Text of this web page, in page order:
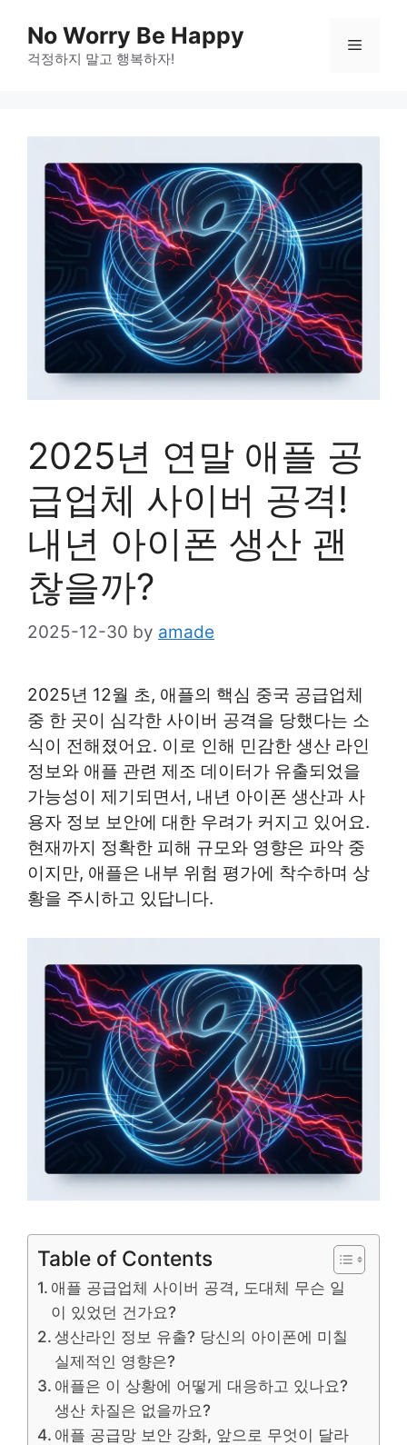
content
No Worry Be Happy
걱정하지 말고 행복하자!
Menu
2025년 연말 애플 공
급업체 사이버 공격!
내년 아이폰 생산 괜
찮을까?
2025-12-30 by amade
2025년 12월 초, 애플의 핵심 중국 공급업체
중 한 곳이 심각한 사이버 공격을 당했다는 소
식이 전해졌어요. 이로 인해 민감한 생산 라인
정보와 애플 관련 제조 데이터가 유출되었을
가능성이 제기되면서, 내년 아이폰 생산과 사
용자 정보 보안에 대한 우려가 커지고 있어요.
현재까지 정확한 피해 규모와 영향은 파악 중
이지만, 애플은 내부 위험 평가에 착수하며 상
황을 주시하고 있답니다.
Table of Contents
애플 공급업체 사이버 공격, 도대체 무슨 일
이 있었던 건가요?
생산라인 정보 유출? 당신의 아이폰에 미칠
실제적인 영향은?
애플은 이 상황에 어떻게 대응하고 있나요?
생산 차질은 없을까요?
애플 공급망 보안 강화, 앞으로 무엇이 달라